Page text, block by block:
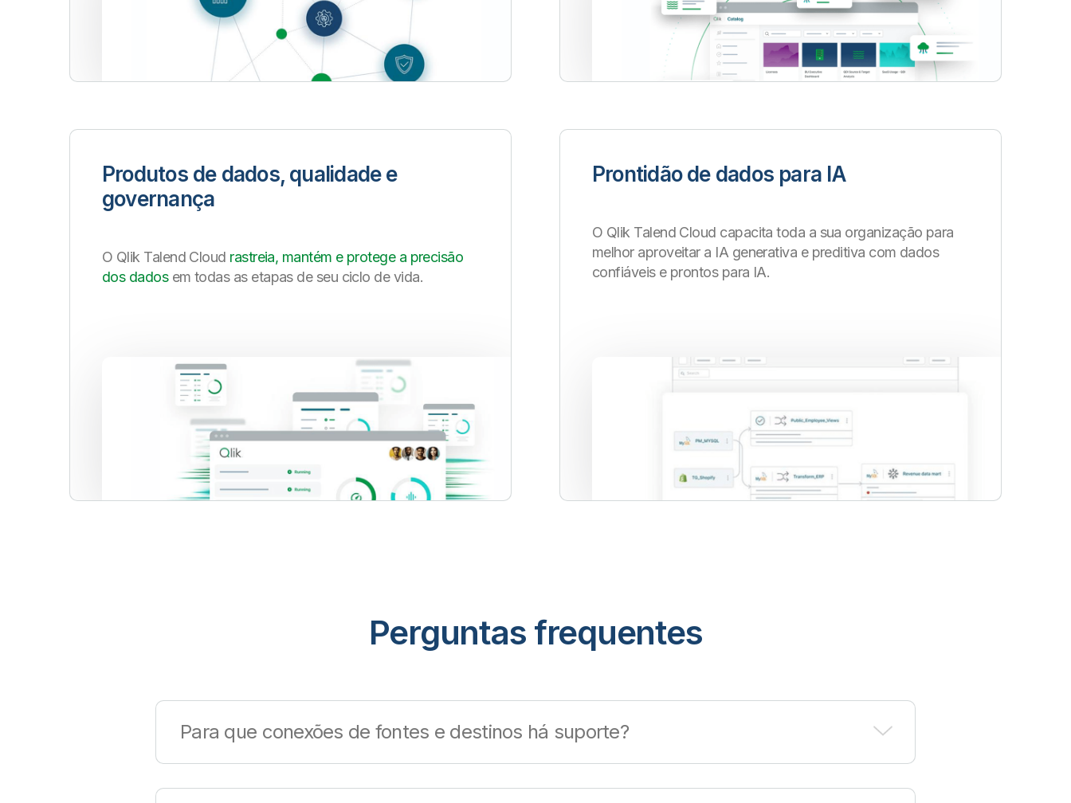
Produtos de dados, qualidade e
governança
O Qlik Talend Cloud rastreia, mantém e protege a precisão
dos dadosem todas as etapas de seu ciclo de vida.
Prontidão de dados para IA
O Qlik Talend Cloud capacita toda a sua organização para
melhor aproveitar a IA generativa e preditiva com dados
confiáveis e prontos para IA.
Perguntas frequentes
Para que conexões de fontes e destinos há suporte?